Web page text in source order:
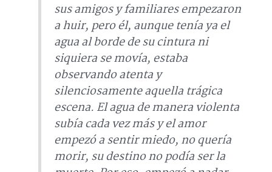
sus amigos y familiares empezaron
a huir, pero él, aunque tenía ya el
agua al borde de su cintura ni
siquiera se movía, estaba
observando atenta y
silenciosamente aquella trágica
escena. El agua de manera violenta
subía cada vez más y el amor
empezó a sentir miedo, no quería
morir, su destino no podía ser la